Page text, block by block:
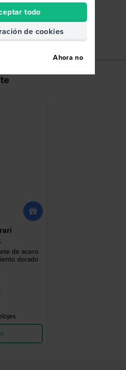
Pasadores de resorte
de acero
dorado
todo
de cookies
Ahora no